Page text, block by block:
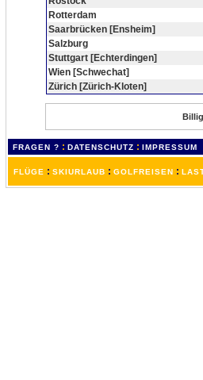
Rotterdam
Saarbrücken [Ensheim]
Salzburg
Stuttgart [Echterdingen]
Wien [Schwechat]
Zürich [Zürich-Kloten]
FRAGEN ? : DATENSCHUTZ : IMPRESSUM
FLÜGE : SKIURLAUB : GOLFREISEN :